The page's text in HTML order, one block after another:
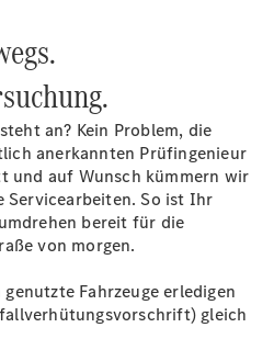
unterwegs.
an? Kein Problem, die
anerkannten Prüfingenieur
und auf Wunsch kümmern wir
Servicearbeiten. So ist Ihr
bereit für die
von morgen.
Fahrzeuge erledigen
gleich